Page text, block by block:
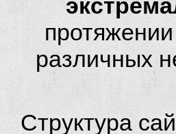
различных
Структура